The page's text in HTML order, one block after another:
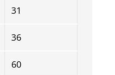
31
36
60